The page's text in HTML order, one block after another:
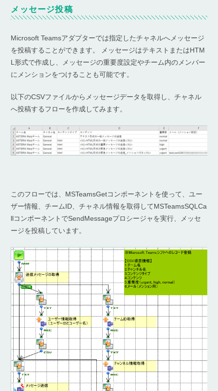
メッセージ投稿
Microsoft Teamsアダプターでは指定したチャネルへメッセージ
を投稿することができます。 メッセージはテキストまたはHTM
L形式で作成し、メッセージの重要度設定やチーム内のメンバー
にメンションをつけることも可能です。
以下のCSVファイルからメッセージデータを取得し、チャネル
へ投稿するフローを作成してみます。
このフローでは、MSTeamsGetコンポーネントを使って、ユー
ザー情報、チームID、チャネル情報を取得してMSTeamsSQLCa
llコンポーネントでSendMessageプロシージャを実行、メッセ
ージを投稿しています。